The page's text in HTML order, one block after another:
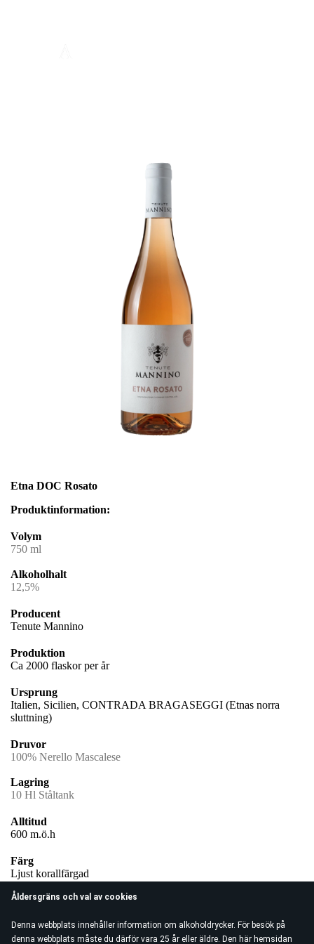
Åldersgräns och val av cookies
Denna webbplats innehåller information om alkoholdrycker. För besök på
denna webbplats måste du därför vara 25 år eller äldre. Den här hemsidan
Etna DOC Rosato
Produktinformation:
Volym
750 ml
Alkoholhalt
12,5%
Producent
Tenute Mannino
Produktion
Ca 2000 flaskor per år
Ursprung
Italien, Sicilien, CONTRADA BRAGASEGGI (Etnas norra
sluttning)
Druvor
100% Nerello Mascalese
Lagring
10 Hl Ståltank
Alltitud
600 m.ö.h
Färg
Ljust korallfärgad
Doft/ Smak
Serveringstemperatur